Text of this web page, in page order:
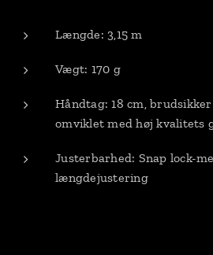
Længde: 3,15 m
Vægt: 170 g
Håndtag: 18 cm,
omviklet med høj kvalitets
Justerbarhed: Snap lock-
længdejustering